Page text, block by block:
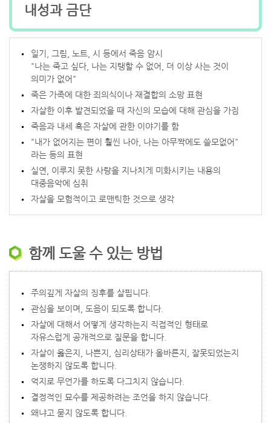
내성과 금단
일기, 그림, 노트, 시 등에서 죽음 암시
"나는 죽고 싶다, 나는 지탱할 수 없어, 더 이상 사는 것이
의미가 없어"
죽은 가족에 대한 죄의식이나 재결합의 소망 표현
자살한 이후 발견되었을 때 자신의 모습에 대해 관심을 가짐
죽음과 내세 혹은 자살에 관한 이야기를 함
"내가 없어지는 편이 훨씬 나아, 나는 아무짝에도 쓸모없어"
라는 등의 표현
실연, 이루지 못한 사랑을 지나치게 미화시키는 내용의
대중음악에 심취
자살을 모험적이고 로맨틱한 것으로 생각
함께 도울 수 있는 방법
주의깊게 자살의 징후를 살핍니다.
관심을 보이며, 도음이 되도록 합니다.
자살에 대해서 어떻게 생각하는지 직접적인 형태로
자유스럽게 공개적으로 질문을 합니다.
자살이 옳은지, 나쁜지, 심리상태가 올바른지, 잘못되었는지
논쟁하지 않도록 합니다.
억지로 무언가를 하도록 다그치지 않습니다.
결정적인 묘수를 제공하려는 조언을 하지 않습니다.
왜냐고 묻지 않도록 합니다.